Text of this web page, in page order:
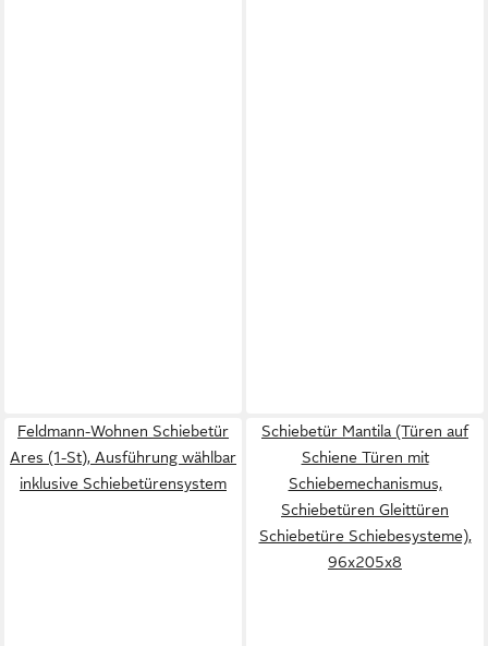
Feldmann-Wohnen Schiebetür
Ares (1-St), Ausführung wählbar
inklusive Schiebetürensystem
Schiebetür Mantila (Türen auf
Schiene Türen mit
Schiebemechanismus,
Schiebetüren Gleittüren
Schiebetüre Schiebesysteme),
96x205x8